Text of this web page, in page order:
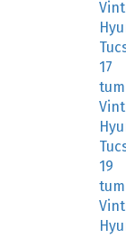
17
tum
19
tum